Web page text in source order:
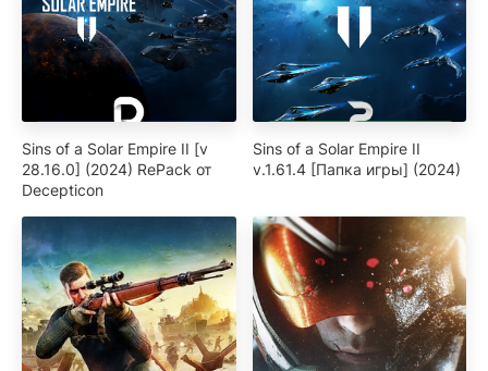
Sins of a Solar Empire II [v
28.16.0] (2024) RePack от
Decepticon
Sins of a Solar Empire II
v.1.61.4 [Папка игры] (2024)